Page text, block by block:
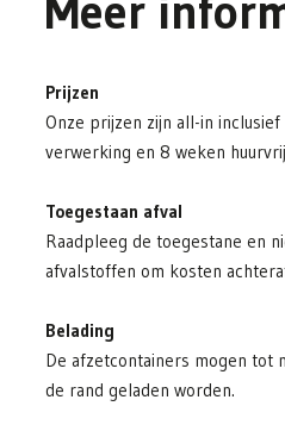
Meer
Prijzen
Onze prijzen zijn all-in
verwerking en 8 weken
Toegestaan afval
Raadpleeg de toegestane en
afvalstoffen om kosten
Belading
De afzetcontainers mogen tot
de rand geladen worden.